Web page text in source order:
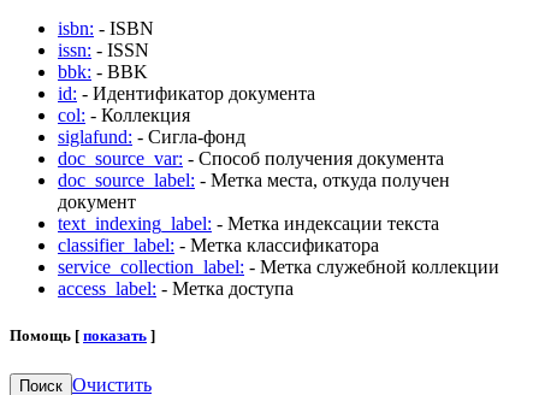
isbn: - ISBN
issn: - ISSN
bbk: - BBK
id: - Идентификатор документа
col: - Коллекция
siglafund: - Сигла-фонд
doc_source_var: - Способ получения документа
doc_source_label: - Метка места, откуда получен
документ
text_indexing_label: - Метка индексации текста
classifier_label: - Метка классификатора
service_collection_label: - Метка служебной коллекции
access_label: - Метка доступа
Помощь [ показать ]
Поиск Очистить